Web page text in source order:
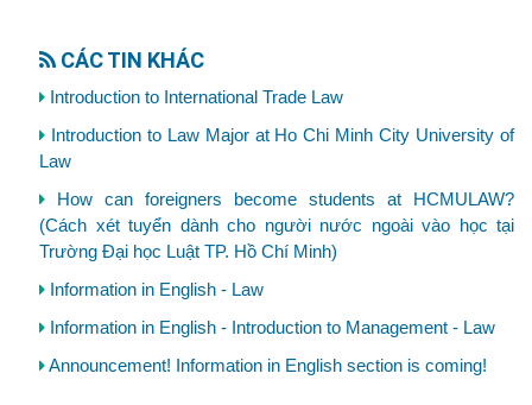
CÁC TIN KHÁC
Introduction to International Trade Law
Introduction to Law Major at Ho Chi Minh City University of
Law
How can foreigners become students at HCMULAW?
(Cách xét tuyển dành cho người nước ngoài vào học tại
Trường Đại học Luật TP. Hồ Chí Minh)
Information in English - Law
Information in English - Introduction to Management - Law
Announcement! Information in English section is coming!